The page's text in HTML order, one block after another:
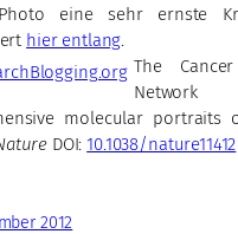
eine sehr ernste
hier entlang.
The
molecular portraits
DOI: 10.1038/nature11412
2012